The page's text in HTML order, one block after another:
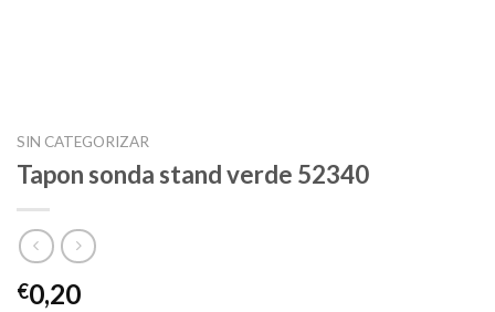
SIN CATEGORIZAR
Tapon sonda stand verde 52340
€0,20